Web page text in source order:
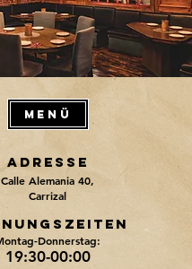
MenÜ
Adresse
Calle Alemania 40,
Carrizal
Donnerstag:
19:30-00:00